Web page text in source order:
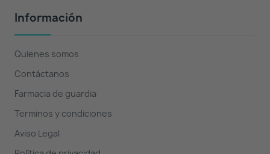
Información
Quienes somos
Contáctanos
Farmacia de guardia
Terminos y condiciones
Aviso Legal